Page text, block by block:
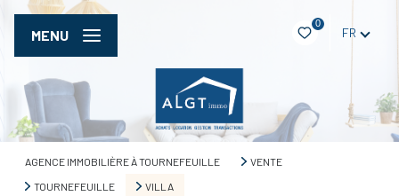
0
FR
MENU
AGENCE IMMOBILIÈRE À TOURNEFEUILLE
VENTE
TOURNEFEUILLE
VILLA